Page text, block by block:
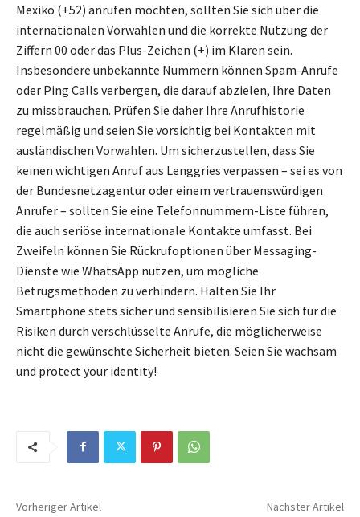
Mexiko (+52) anrufen möchten, sollten Sie sich über die
internationalen Vorwahlen und die korrekte Nutzung der
Ziffern 00 oder das Plus-Zeichen (+) im Klaren sein.
Insbesondere unbekannte Nummern können Spam-Anrufe
oder Ping Calls verbergen, die darauf abzielen, Ihre Daten
zu missbrauchen. Prüfen Sie daher Ihre Anrufhistorie
regelmäßig und seien Sie vorsichtig bei Kontakten mit
ausländischen Vorwahlen. Um sicherzustellen, dass Sie
keinen wichtigen Anruf aus Lenggries verpassen – sei es von
der Bundesnetzagentur oder einem vertrauenswürdigen
Anrufer – sollten Sie eine Telefonnummern-Liste führen,
die auch seriöse internationale Kontakte umfasst. Bei
Zweifeln können Sie Rückrufoptionen über Messaging-
Dienste wie WhatsApp nutzen, um mögliche
Betrugsmethoden zu verhindern. Halten Sie Ihr
Smartphone stets sicher und sensibilisieren Sie sich für die
Risiken durch verschlüsselte Anrufe, die möglicherweise
nicht die gewünschte Sicherheit bieten. Seien Sie wachsam
und protect your identity!
Vorheriger Artikel Nächster Artikel